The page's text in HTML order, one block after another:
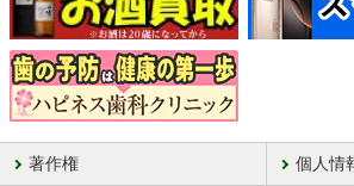
著作権 個人情